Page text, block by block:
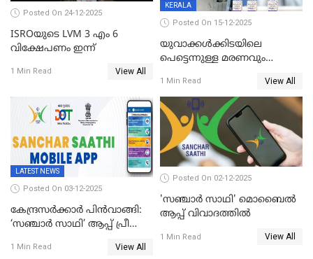
Posted On 24-12-2025
ISROയുടെ LVM 3 എം 6
വിക്ഷേപണം ഇന്ന്
1 Min Read View All
KERALA
Posted On 15-12-2025
യുവാക്കൾക്കിടയിലെ
പെട്ടെന്നുള്ള മരണവും
എയിംസ് നടത്തിയ പഠനം
പുറത്ത്; ഐസിഎംആർ
റിപ്പോർട്ട്
1 Min Read View All
LATEST NEWS
Posted On 03-12-2025
കേന്ദ്രസർക്കാർ പിൻവാങ്ങി:
‘സഞ്ചാർ സാഥി’ ആപ്പ് പ്രീ
ഉത്തരവ് പിൻവലിച്ചു
1 Min Read View All
Posted On 02-12-2025
'സഞ്ചാർ സാഥി' മൊബൈല്‍
ആപ്പ് വിവാദത്തില്‍
1 Min Read View All